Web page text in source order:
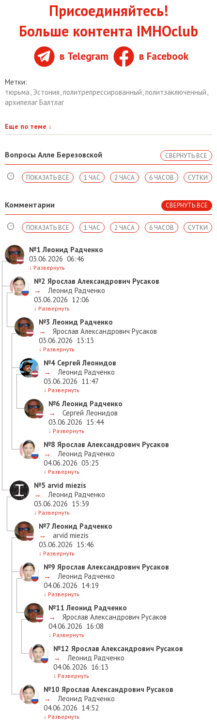
Присоединяйтесь!
Больше контента IMHOclub
в Telegram в Facebook
Метки:
тюрьма Эстония политрепрессированный политзаключенный
архипелаг Балтлаг
Еще по теме ↓
Вопросы Алле Березовской СВЕРНУТЬ ВСЕ
СУТКИ
6 ЧАСОВ
2 ЧАСА
1 ЧАС
ПОКАЗАТЬ ВСЕ
Комментарии СВЕРНУТЬ ВСЕ
СУТКИ
6 ЧАСОВ
2 ЧАСА
1 ЧАС
ПОКАЗАТЬ ВСЕ
№1 Леонид Радченко
03.06.2026 06:46
↓ Развернуть
№2 Ярослав Александрович Русаков
→
Леонид Радченко
03.06.2026 12:06
↓ Развернуть
№3 Леонид Радченко
→
Ярослав Александрович Русаков
03.06.2026 13:13
↓ Развернуть
№4 Сергей Леонидов
→
Леонид Радченко
03.06.2026 11:47
↓ Развернуть
№6 Леонид Радченко
→
Сергей Леонидов
03.06.2026 15:44
↓ Развернуть
№8 Ярослав Александрович Русаков
→
Леонид Радченко
04.06.2026 03:25
↓ Развернуть
№5 arvid miezis
→
Леонид Радченко
03.06.2026 15:39
↓ Развернуть
№7Леонид Радченко
→
arvid miezis
03.06.2026 15:46
↓ Развернуть
№9 Ярослав Александрович Русаков
→
Леонид Радченко
04.06.2026 14:19
↓ Развернуть
№11 Леонид Радченко
→
Ярослав Александрович Русаков
04.06.2026 16:08
↓ Развернуть
№12 Ярослав Александрович Русаков
→
Леонид Радченко
04.06.2026 16:13
↓ Развернуть
№10 Ярослав Александрович Русаков
→
Леонид Радченко
04.06.2026 14:52
↓ Развернуть